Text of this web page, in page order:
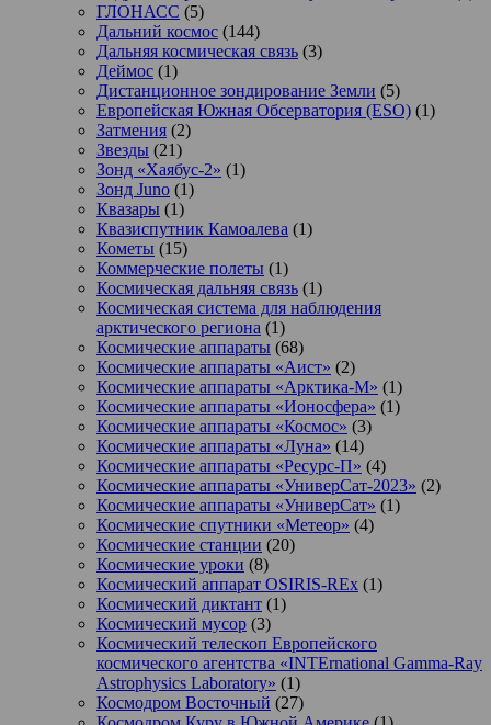
ГЛОНАСС (5)
Дальний космос (144)
Дальняя космическая связь (3)
Деймос (1)
Дистанционное зондирование Земли (5)
Европейская Южная Обсерватория (ESO) (1)
Затмения (2)
Звезды (21)
Зонд «Хаябус-2» (1)
Зонд Juno (1)
Квазары (1)
Квазиспутник Камоалева (1)
Кометы (15)
Коммерческие полеты (1)
Космическая дальняя связь (1)
Космическая система для наблюдения
арктического региона (1)
Космические аппараты (68)
Космические аппараты «Аист» (2)
Космические аппараты «Арктика-М» (1)
Космические аппараты «Ионосфера» (1)
Космические аппараты «Космос» (3)
Космические аппараты «Луна» (14)
Космические аппараты «Ресурс-П» (4)
Космические аппараты «УниверСат-2023» (2)
Космические аппараты «УниверСат» (1)
Космические спутники «Метеор» (4)
Космические станции (20)
Космические уроки (8)
Космический аппарат OSIRIS-REx (1)
Космический диктант (1)
Космический мусор (3)
Космический телескоп Европейского
космического агентства «INTErnational Gamma-Ray
Astrophysics Laboratory» (1)
Космодром Восточный (27)